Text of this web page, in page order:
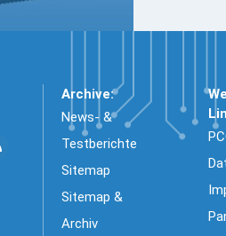
Archive:
News- &
Testberichte
Sitemap
Sitemap &
Archiv